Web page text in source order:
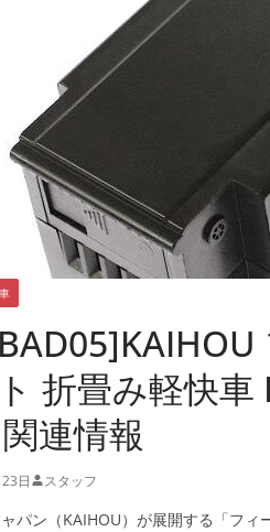
折畳み軽快車
連情報
日 スタッフ
パン（KAIHOU）が展開する「フ